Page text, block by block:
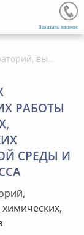
Заказать звонок
Специалист испытательных лабораторий, выполняющих работы по измерениям химических, биологических и физических факторов производственной среды и факторов трудового процесса
РАБОТЫ
СРЕДЫ И